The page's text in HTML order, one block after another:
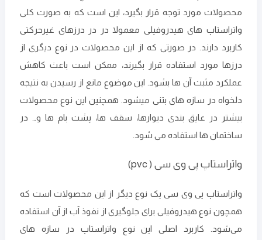
محصولات مورد توجه قرار بگیرد، این است که به صورت کلی
واتراستاپ های هیدروفیلی معمولا در در درزهای غیرحرکتی
کاربرد دارند. در صورتی که از این محصولات در نوع دیگری از
درزها مورد استفاده قرار بگیرند، ممکن است باعث کاهش
عملکرد مثبت آن ها بشود. این موضوع مانع از رسیدن به نتیجه
دلخواه در سازه های بتنی می‎شود. همچنین این نوع محصولات
بیشتر در عایق بندی دیوارها، سقف ها، پشت بام ها و… در
ساختمان ها استفاده می شود.
واتراستاپ پی وی سی ( pvc)
واتراستاپ پی وی سی یک نوع دیگر از این محصولات است که
همچون نوع هیدروفیلی برای جلوگیری از نفوذ آب از آن استفاده
می‌شود. کاربرد اصلی این نوع واتراستاپ در سازه های